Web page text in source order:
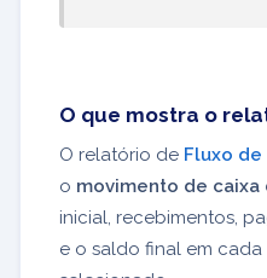
O que mostra o
O relatório de Fluxo de
o movimento de caixa
inicial, recebimentos,
e o saldo final em